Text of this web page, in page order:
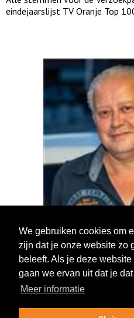
eindejaarslijst TV Oranje Top
Log in om
We gebruiken cookies om
zijn dat je onze website zo
beleeft. Als je deze
gaan we ervan uit dat je
Meer informatie